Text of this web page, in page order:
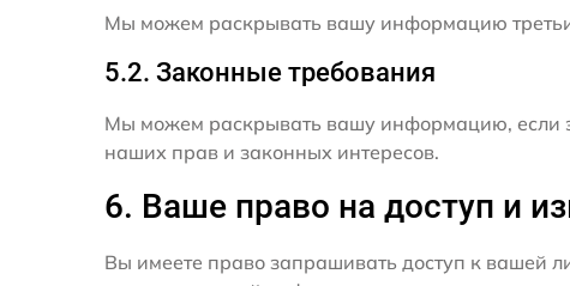
Мы можем раскрывать вашу информацию
5.2. Законные требования
Мы можем раскрывать вашу информацию, если
наших прав и законных интересов.
6. Ваше право на доступ и
Вы имеете право запрашивать доступ к вашей